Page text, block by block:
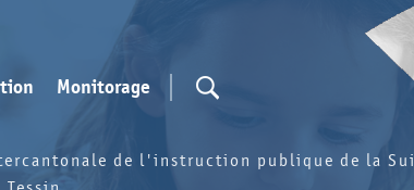
Monitorage
de l'instruction publique de la